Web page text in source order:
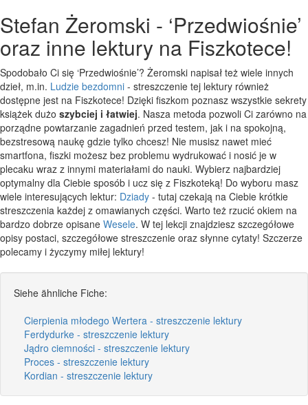
Stefan Żeromski - ‘Przedwiośnie’
oraz inne lektury na Fiszkotece!
Spodobało Ci się ‘Przedwiośnie’? Żeromski napisał też wiele innych
dzieł, m.in. Ludzie bezdomni - streszczenie tej lektury również
dostępne jest na Fiszkotece! Dzięki fiszkom poznasz wszystkie sekrety
książek dużo szybciej i łatwiej. Nasza metoda pozwoli Ci zarówno na
porządne powtarzanie zagadnień przed testem, jak i na spokojną,
bezstresową naukę gdzie tylko chcesz! Nie musisz nawet mieć
smartfona, fiszki możesz bez problemu wydrukować i nosić je w
plecaku wraz z innymi materiałami do nauki. Wybierz najbardziej
optymalny dla Ciebie sposób i ucz się z Fiszkoteką! Do wyboru masz
wiele interesujących lektur: Dziady - tutaj czekają na Ciebie krótkie
streszczenia każdej z omawianych części. Warto też rzucić okiem na
bardzo dobrze opisane Wesele. W tej lekcji znajdziesz szczegółowe
opisy postaci, szczegółowe streszczenie oraz słynne cytaty! Szczerze
polecamy i życzymy miłej lektury!
Siehe ähnliche Fiche:
Cierpienia młodego Wertera - streszczenie lektury
Ferdydurke - streszczenie lektury
Jądro ciemności - streszczenie lektury
Proces - streszczenie lektury
Kordian - streszczenie lektury